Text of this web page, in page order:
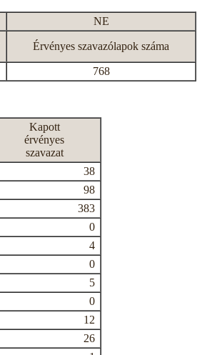
NE
Érvényes szavazólapok száma
768
Kapott
érvényes
szavazat
38
98
383
0
4
0
5
0
12
26